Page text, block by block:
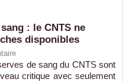
: le CNTS ne
disponibles
de sang du CNTS sont
critique avec seulement